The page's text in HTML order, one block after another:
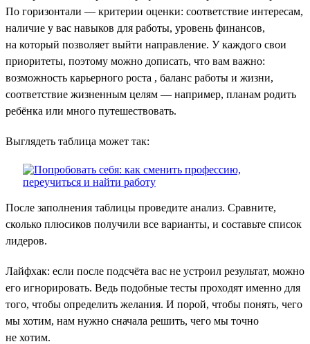
По горизонтали — критерии оценки: соответствие интересам,
наличие у вас навыков для работы, уровень финансов,
на который позволяет выйти направление. У каждого свои
приоритеты, поэтому можно дописать, что вам важно:
возможность карьерного роста , баланс работы и жизни,
соответствие жизненным целям — например, планам родить
ребёнка или много путешествовать.
Выглядеть таблица может так:
После заполнения таблицы проведите анализ. Сравните,
сколько плюсиков получили все варианты, и составьте список
лидеров.
Лайфхак: если после подсчёта вас не устроил результат, можно
его игнорировать. Ведь подобные тесты проходят именно для
того, чтобы определить желания. И порой, чтобы понять, чего
мы хотим, нам нужно сначала решить, чего мы точно
не хотим.